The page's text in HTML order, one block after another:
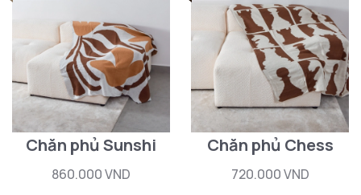
Chăn phủ Sunshi
860.000 VND
Chăn phủ Chess
720.000 VND